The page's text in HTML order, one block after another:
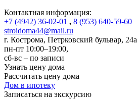
Контактная информация:
+7 (4942) 36-02-01 , 8 (953) 640-59-60
stroidoma44@mail.ru
г. Кострома, Петрковский бульвар, 24а
пн-пт 10:00–19:00,
сб-вс – по записи
Узнать цену дома
Рассчитать цену дома
Дом в ипотеку
Записаться на экскурсию